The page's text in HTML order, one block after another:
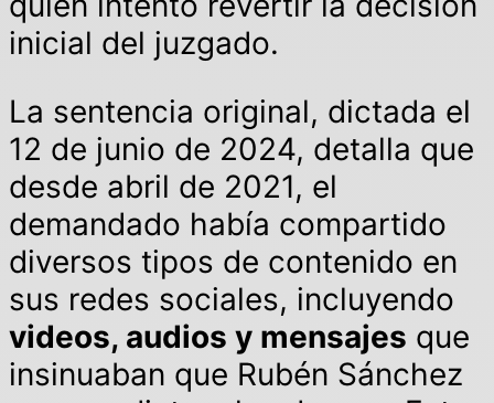
inicial del juzgado.
La sentencia original, dictada el
12 de junio de 2024, detalla que
desde abril de 2021, el
demandado había compartido
diversos tipos de contenido en
sus redes sociales, incluyendo
videos, audios y mensajes que
insinuaban que Rubén Sánchez